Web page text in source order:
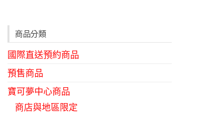
商品分類
國際直送預約商品
預售商品
寶可夢中心商品
商店與地區限定